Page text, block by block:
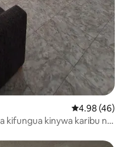
Ukadiriaji wa
4.98 (46)
kifungua kinywa karibu na